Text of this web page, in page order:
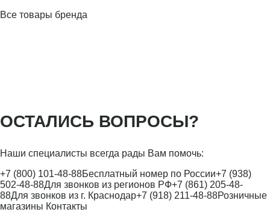
Все товары бренда
ОСТАЛИСЬ ВОПРОСЫ?
Наши специалисты всегда рады Вам помочь:
+7 (800) 101-48-88Бесплатный номер по России+7 (938)
502-48-88Для звонков из регионов РФ+7 (861) 205-48-
88Для звонков из г. Краснодар+7 (918) 211-48-88Розничные
магазины Контакты